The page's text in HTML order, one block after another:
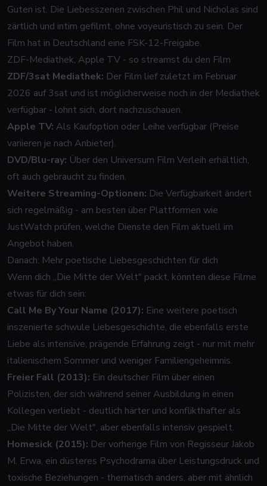
Guten ist. Die Liebesszenen zwischen Phil und Nicholas sind
zärtlich und intim gefilmt, ohne voyeuristisch zu sein. Der
Film hat in Deutschland eine FSK-12-Freigabe.
ZDF-Mediathek, Apple TV - so streamst du den Film
ZDF/3sat Mediathek: Der Film lief zuletzt im Februar
2026 auf 3sat und ist möglicherweise noch in der Mediathek
verfügbar - lohnt sich, dort nachzuschauen.
Apple TV: Als Kaufoption oder Leihe verfügbar (Preise
variieren je nach Anbieter).
DVD/Blu-ray: Über den Universum Film Verleih erhältlich,
oft auch gebraucht zu finden.
Weitere Streaming-Optionen: Die Verfügbarkeit ändert
sich regelmäßig - am besten über Plattformen wie
JustWatch prüfen, welche Dienste den Film aktuell im
Angebot haben.
Danach: Mehr poetische Liebesgeschichten für dich
Wenn dich „Die Mitte der Welt" packt, könnten diese Filme
etwas für dich sein:
Call Me By Your Name (2017): Eine weitere poetisch
inszenierte schwule Liebesgeschichte, die ebenfalls erste
Liebe als intensive, prägende Erfahrung zeigt - nur mit mehr
italienischem Sommer und weniger Familiengeheimnis.
Freier Fall (2013): Ein deutscher Film über einen
Polizisten, der sich während seiner Ausbildung in einen
Kollegen verliebt - deutlich härter und konflikthafter als
„Die Mitte der Welt", aber ebenfalls intensiv gespielt.
Homesick (2015): Der vorherige Film von Regisseur Jakob
M. Erwa, ein düsteres Psychodrama über Leistungsdruck und
toxische Beziehungen - thematisch anders, aber mit ähnlich